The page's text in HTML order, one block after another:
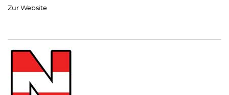
Zur Website